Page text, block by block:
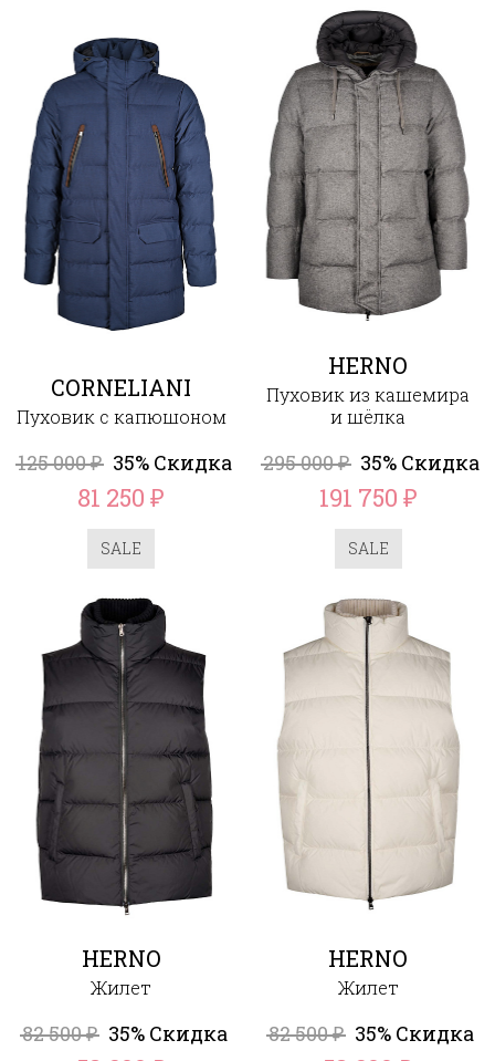
CORNELIANI
Пуховик с капюшоном
125 000₽ 35% Скидка
81 250₽
SALE
HERNO
Пуховик из кашемира
и шёлка
295 000₽ 35% Скидка
191 750 ₽
SALE
HERNO
Жилет
82 500₽ 35% Скидка
HERNO
Жилет
82 500₽ 35% Скидка